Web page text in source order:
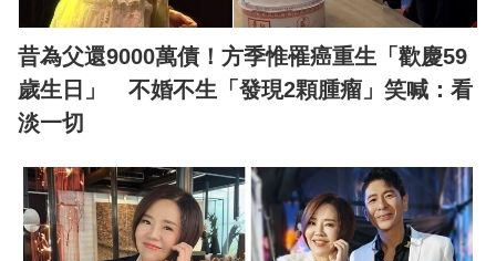
昔為父還9000萬債！方季惟罹癌重生「歡慶59
歲生日」 不婚不生「發現2顆腫瘤」笑喊：看
淡一切